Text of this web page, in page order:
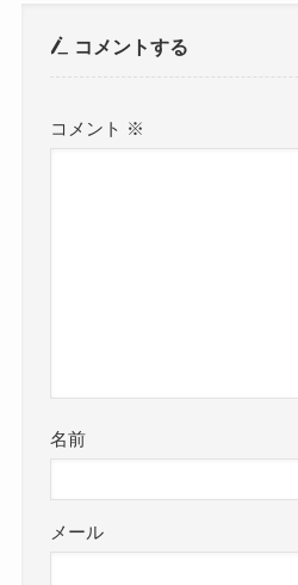
コメントする
コメント ※
名前
メール